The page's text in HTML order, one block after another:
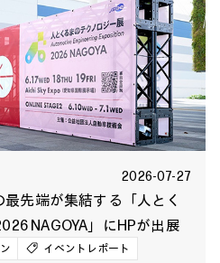
2026-07-27
先端が集結する「人とく
NAGOYA」にHPが出展
イベントレポート